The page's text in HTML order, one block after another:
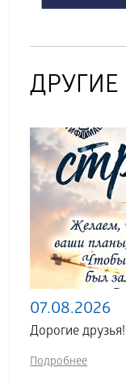
ДРУГИЕ
07.08.2026
Дорогие
Подробнее